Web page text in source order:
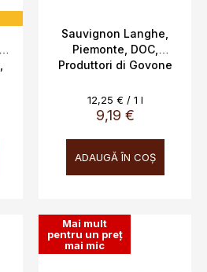
Sauvignon Langhe,
Piemonte, DOC,
Produttori di Govone
9,19 €
Evaluare
preţ:
12,25 € / 1 l
ADAUGĂ ÎN COŞ
Mai mult
pentru un preț
mai mic